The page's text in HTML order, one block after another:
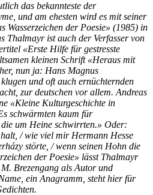
das bekannteste der
und am ehesten wird es mit seiner
Wasserzeichen der Poesie» (1985) in
Thalmayr ist auch der Verfasser von
«Erste Hilfe für gestresste
kleinen Schrift «Heraus mit
nun ja: Hans Magnus
und oft auch ernüchternden
zur deutschen vor allem. Andreas
«Kleine Kulturgeschichte in
schwärmten kaum für
um Heine schwirrten.» Oder:
/ wie viel mir Hermann Hesse
störte, / wenn seinen Hohn die
der Poesie» lässt Thalmayr
Brezengang als Autor und
ein Anagramm, steht hier für